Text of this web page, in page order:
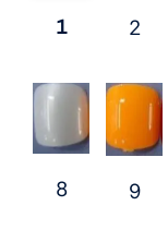
1 2
8 9